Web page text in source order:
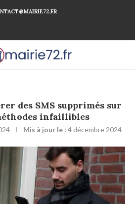
des SMS supprimés sur
infaillibles
Mis à jour le : 4 décembre 2024